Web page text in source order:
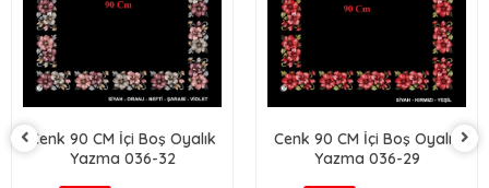
Cenk 90 CM İçi Boş Oyalık
Yazma 036-32
Cenk 90 CM İçi Boş Oyalık
Yazma 036-29